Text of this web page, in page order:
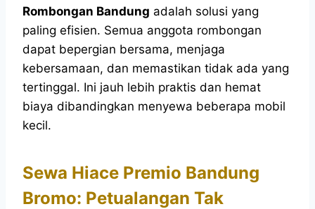
Rombongan Bandung adalah solusi yang
paling efisien. Semua anggota rombongan
dapat bepergian bersama, menjaga
kebersamaan, dan memastikan tidak ada yang
tertinggal. Ini jauh lebih praktis dan hemat
biaya dibandingkan menyewa beberapa mobil
kecil.
Sewa Hiace Premio Bandung
Bromo: Petualangan Tak